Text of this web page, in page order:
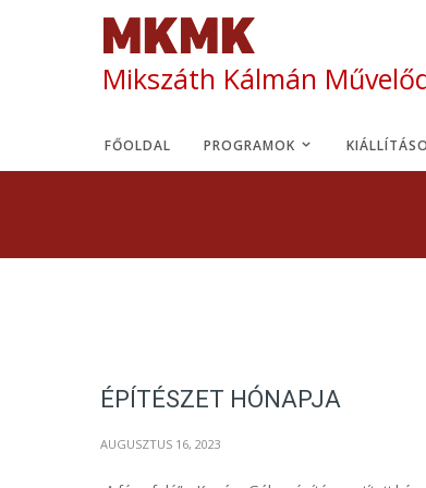
Mikszáth Kálmán
FŐOLDAL PROGRAMOK
ÉPÍTÉSZET HÓNAPJA
AUGUSZTUS 16, 2023